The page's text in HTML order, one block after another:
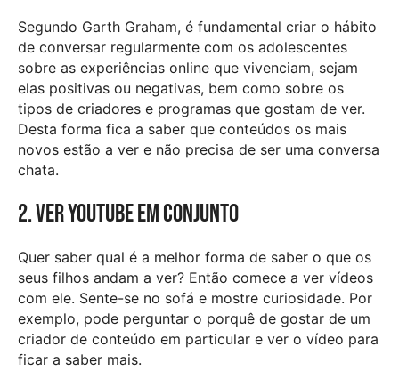
Segundo Garth Graham, é fundamental criar o hábito
de conversar regularmente com os adolescentes
sobre as experiências online que vivenciam, sejam
elas positivas ou negativas, bem como sobre os
tipos de criadores e programas que gostam de ver.
Desta forma fica a saber que conteúdos os mais
novos estão a ver e não precisa de ser uma conversa
chata.
2. Ver YouTube em conjunto
Quer saber qual é a melhor forma de saber o que os
seus filhos andam a ver? Então comece a ver vídeos
com ele. Sente-se no sofá e mostre curiosidade. Por
exemplo, pode perguntar o porquê de gostar de um
criador de conteúdo em particular e ver o vídeo para
ficar a saber mais.